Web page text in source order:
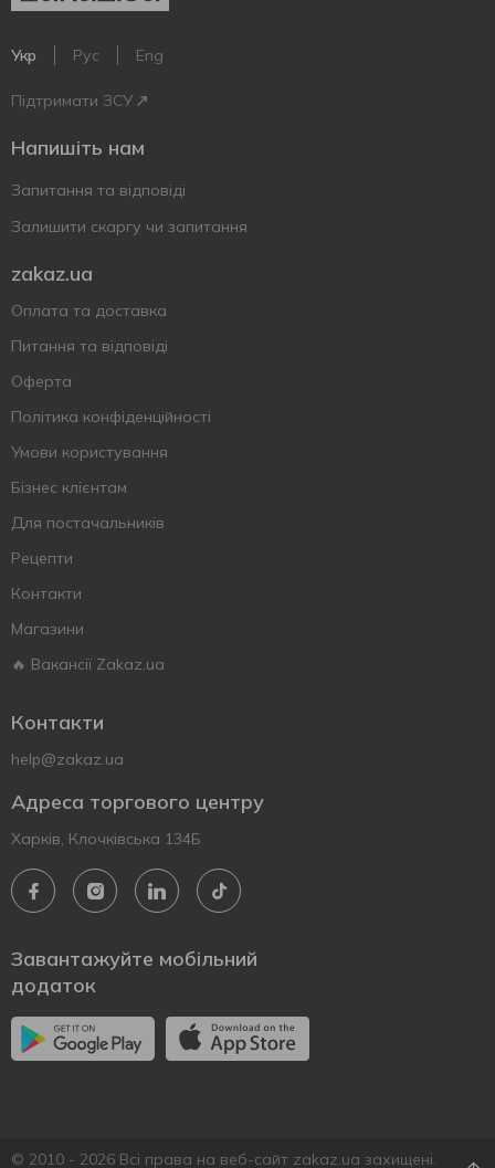
Укр Рус Eng
Підтримати ЗСУ
Напишіть нам
Запитання та відповіді
Залишити скаргу чи запитання
zakaz.ua
Оплата та доставка
Питання та відповіді
Оферта
Політика конфіденційності
Умови користування
Бізнес клієнтам
Для постачальників
Рецепти
Контакти
Магазини
🔥 Вакансії Zakaz.ua
Контакти
help@zakaz.ua
Адреса торгового центру
Харків, Клочківська 134Б
Завантажуйте мобільний
додаток
© 2010 - 2026 Всі права на веб-сайт zakaz.ua захищені.